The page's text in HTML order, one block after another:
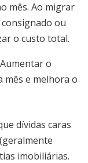
mês. Ao migrar
ou
o custo total.
Aumentar o
mês e melhora o
dívidas caras
imobiliárias.